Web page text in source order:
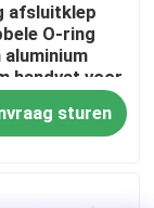
afsluitklep
O-ring
aluminium
handvat voor
systemen
sturen